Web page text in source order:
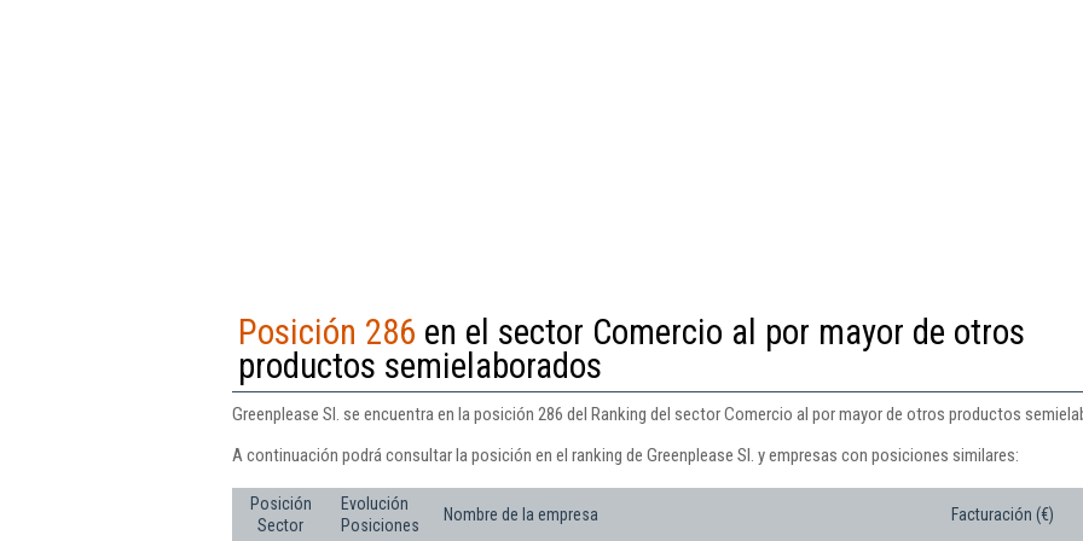
Posición 286 en el sector Comercio al por mayor de otros
productos semielaborados
Greenplease Sl. se encuentra en la posición 286 del Ranking del sector Comercio al por mayor de otros productos
A continuación podrá consultar la posición en el ranking de Greenplease Sl. y empresas con posiciones similares:
Posición
Sector
Evolución
Posiciones
Nombre de la empresa Facturación (€)